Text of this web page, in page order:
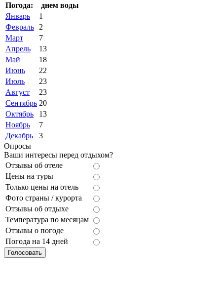
Погода:
днем воды
Январь
1
Февраль 2
Март
7
Апрель
13
Май
18
Июнь
22
Июль
23
Август
23
Сентябрь 20
Октябрь
13
Ноябрь
7
Декабрь
3
Опросы
Ваши интересы перед отдыхом?
Отзывы об отеле
Цены на туры
Только цены на отель
Фото страны / курорта
Отзывы об отдыхе
Температура по месяцам
Отзывы о погоде
Погода на 14 дней